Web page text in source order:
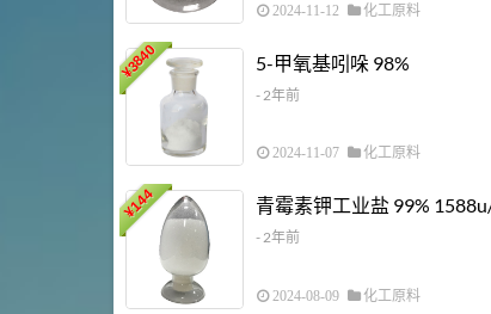
2024-11-12 化工原料
¥
3840 5-甲氧基吲哚 98%
- 2年前
2024-11-07 化工原料
¥
144 青霉素钾工业盐 99%
- 2年前
2024-08-09 化工原料